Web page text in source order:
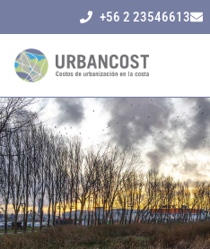
+56 2 23546613